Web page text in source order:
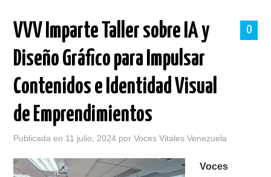
SOBRE VOCES VITALES
HISTORIAS DE EXITO
0
VVV Imparte Taller sobre IA y
Diseño Gráfico para Impulsar
Contenidos e Identidad Visual
de Emprendimientos
Publicada en 11 julio, 2024 porVoces Vitales Venezuela
Voces